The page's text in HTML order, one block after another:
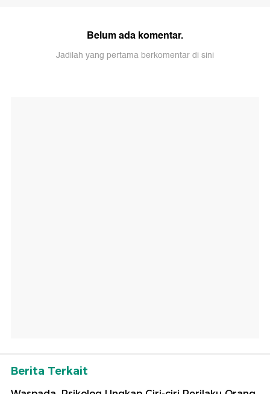
Belum ada komentar.
Jadilah yang pertama berkomentar di sini
Berita Terkait